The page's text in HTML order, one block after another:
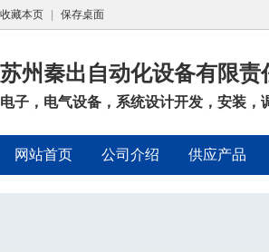
收藏本页 保存桌面
苏州秦出自动化设备有限责
电子，电气设备，系统设计开发，安装，
网站首页 公司介绍 供应产品